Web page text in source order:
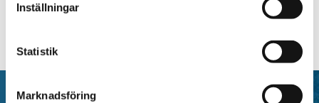
Inställningar
Statistik
Marknadsföring